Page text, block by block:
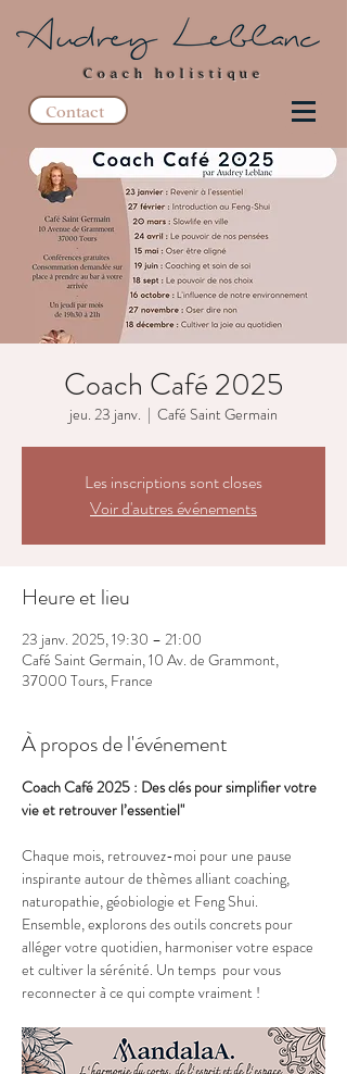
Coach holistique
Contact
Coach Café 2025
jeu. 23 janv.
  |
Café Saint Germain
Les inscriptions sont closes
Voir d'autres événements
Heure et lieu
23 janv. 2025, 19:30 – 21:00
Café Saint Germain, 10 Av. de Grammont,
37000 Tours, France
À propos de l'événement
Coach Café 2025 : Des clés pour simplifier votre
vie et retrouver l’essentiel"
Chaque mois, retrouvez-moi pour une pause
inspirante autour de thèmes alliant coaching,
naturopathie, géobiologie et Feng Shui.
Ensemble, explorons des outils concrets pour
alléger votre quotidien, harmoniser votre espace
et cultiver la sérénité. Un temps  pour vous
reconnecter à ce qui compte vraiment !